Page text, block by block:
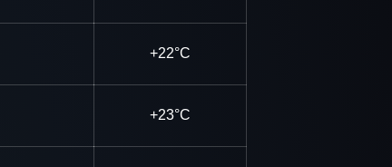
+22°C
+23°C